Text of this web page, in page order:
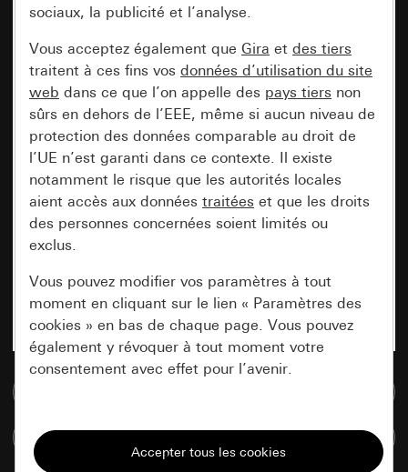
sociaux, la publicité et l’analyse.
Vous acceptez également que Gira et des tiers
traitent à ces fins vos données d’utilisation du site
web dans ce que l’on appelle des pays tiers non
sûrs en dehors de l’EEE, même si aucun niveau de
protection des données comparable au droit de
l’UE n’est garanti dans ce contexte. Il existe
notamment le risque que les autorités locales
aient accès aux données traitées et que les droits
des personnes concernées soient limités ou
exclus.
Vous pouvez modifier vos paramètres à tout
moment en cliquant sur le lien « Paramètres des
cookies » en bas de chaque page. Vous pouvez
également y révoquer à tout moment votre
consentement avec effet pour l’avenir.
Tous les cookies dont nous avons besoin pour